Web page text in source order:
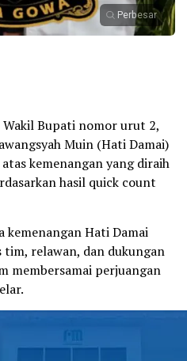
Perbesar
Bupati nomor urut 2,
Muin (Hati Damai)
kemenangan yang diraih
hasil quick count
kemenangan Hati Damai
tim, relawan, dan dukungan
membersamai perjuangan